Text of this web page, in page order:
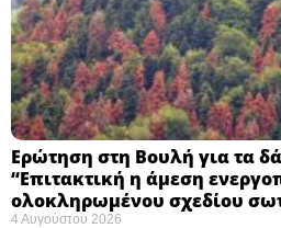
Ερώτηση στη Βουλή για τα
“Eπιτακτική η άμεση
ολοκληρωμένου σχεδίου
4 Αυγούστου 2026